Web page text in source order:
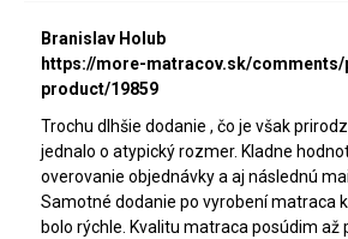
Branislav Holub
https://more-matracov.sk/
product/19859
Trochu dlhšie dodanie , čo je však
jednalo o atypický rozmer. Kladne
overovanie objednávky a aj následnú
Samotné dodanie po vyrobení matraca
bolo rýchle. Kvalitu matraca posúdim až